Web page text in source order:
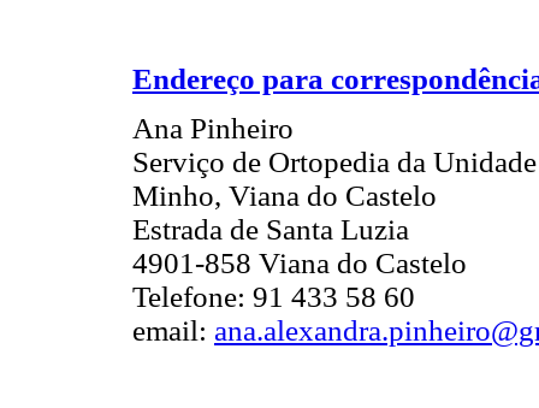
Endereço para
Ana Pinheiro
Serviço de Ortopedia da
Minho, Viana do Castelo
Estrada de Santa Luzia
4901-858 Viana do Castelo
Telefone: 91 433 58 60
email: